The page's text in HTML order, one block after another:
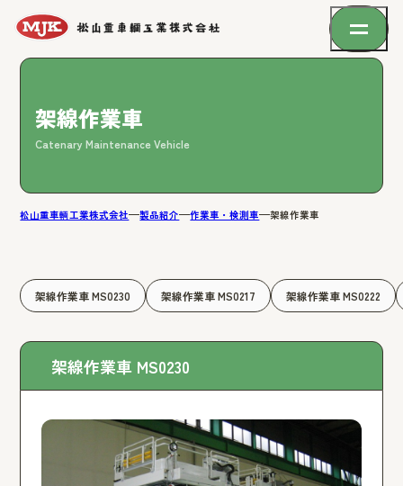
架線作業車
Catenary Maintenance Vehicle
松山重車輌工業株式会社 製品紹介 作業車・検測車 架線作業車
架線作業車 MS0230 架線作業車 MS0217 架線作業車 MS0222
架線作業車 MS0230